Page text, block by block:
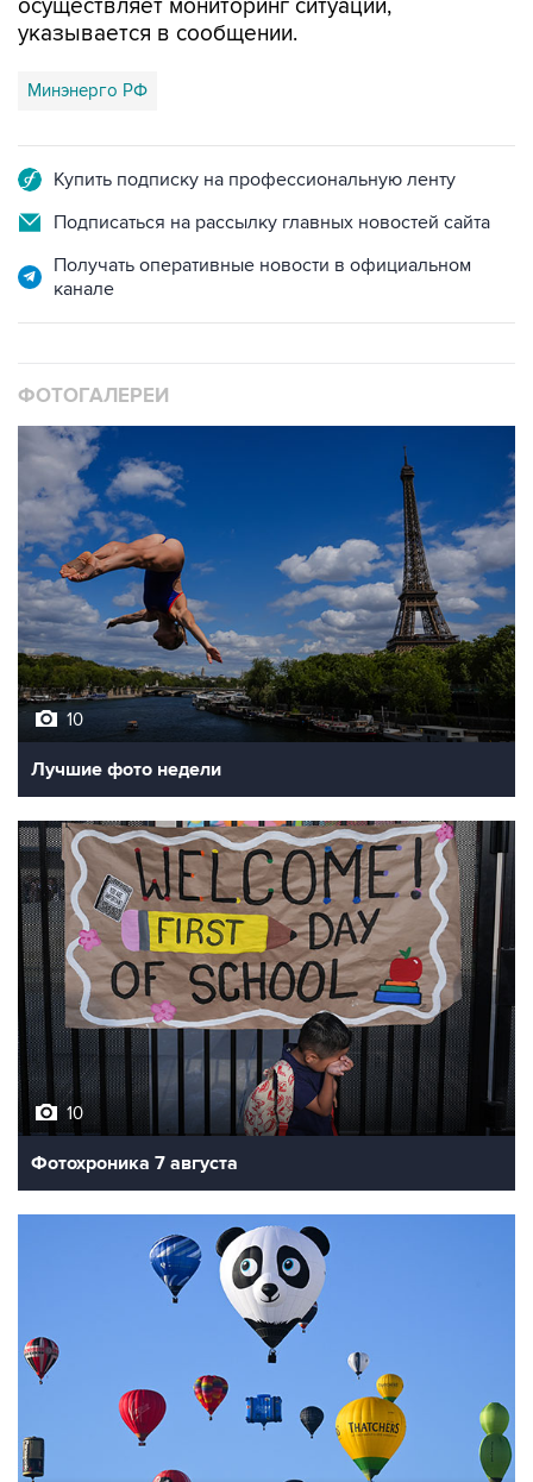
Минэнерго РФ
Подписаться на рассылку главных новостей сайта
Получать оперативные новости в официальном
10
Лучшие фото недели
10
Фотохроника 7 августа